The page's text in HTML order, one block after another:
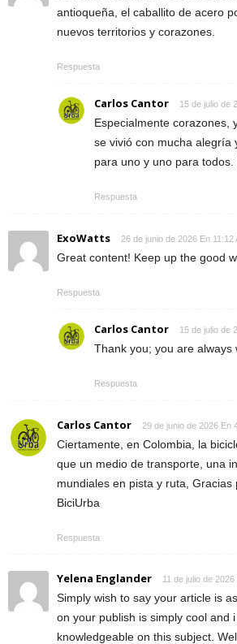
antioqueña, el caballito de acero
nuevos territorios y corazones.
Respuesta
Carlos Cantor 15 de julio de
Especialmente corazones,
se vivió con mucha alegría
para uno y uno para todos.
Respuesta
ExoWatts 26 de junio de 2026 En 11:12
Great content! Keep up the good
Respuesta
Carlos Cantor 15 de julio de
Thank you; you are always
Respuesta
Carlos Cantor 29 de junio de 2026 En
Ciertamente, en Colombia, la
que un medio de transporte, una
mundiales en pista y ruta, Gracias
BiciUrba
Respuesta
Yelena Englander 11 de julio de 2026
Simply wish to say your article is
on your publish is simply cool and
knowledgeable on this subject.